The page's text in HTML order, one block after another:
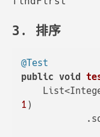
3. 排序
@Test
public void
1)